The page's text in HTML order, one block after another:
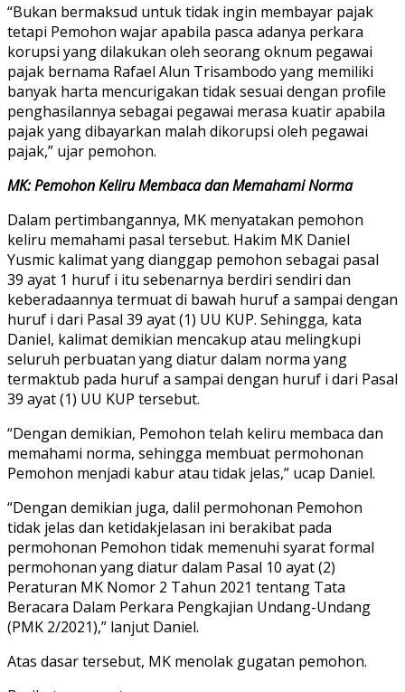
“Bukan bermaksud untuk tidak ingin membayar pajak
tetapi Pemohon wajar apabila pasca adanya perkara
korupsi yang dilakukan oleh seorang oknum pegawai
pajak bernama Rafael Alun Trisambodo yang memiliki
banyak harta mencurigakan tidak sesuai dengan profile
penghasilannya sebagai pegawai merasa kuatir apabila
pajak yang dibayarkan malah dikorupsi oleh pegawai
pajak,” ujar pemohon.
MK: Pemohon Keliru Membaca dan Memahami Norma
Dalam pertimbangannya, MK menyatakan pemohon
keliru memahami pasal tersebut. Hakim MK Daniel
Yusmic kalimat yang dianggap pemohon sebagai pasal
39 ayat 1 huruf i itu sebenarnya berdiri sendiri dan
keberadaannya termuat di bawah huruf a sampai dengan
huruf i dari Pasal 39 ayat (1) UU KUP. Sehingga, kata
Daniel, kalimat demikian mencakup atau melingkupi
seluruh perbuatan yang diatur dalam norma yang
termaktub pada huruf a sampai dengan huruf i dari Pasal
39 ayat (1) UU KUP tersebut.
“Dengan demikian, Pemohon telah keliru membaca dan
memahami norma, sehingga membuat permohonan
Pemohon menjadi kabur atau tidak jelas,” ucap Daniel.
“Dengan demikian juga, dalil permohonan Pemohon
tidak jelas dan ketidakjelasan ini berakibat pada
permohonan Pemohon tidak memenuhi syarat formal
permohonan yang diatur dalam Pasal 10 ayat (2)
Peraturan MK Nomor 2 Tahun 2021 tentang Tata
Beracara Dalam Perkara Pengkajian Undang-Undang
(PMK 2/2021),” lanjut Daniel.
Atas dasar tersebut, MK menolak gugatan pemohon.